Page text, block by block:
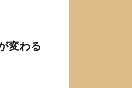
変わる